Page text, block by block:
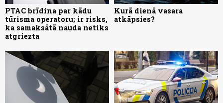
PTAC brīdina par kādu
tūrisma operatoru; ir risks,
ka samaksātā nauda netiks
atgriezta
Kurā dienā vasara
atkāpsies?